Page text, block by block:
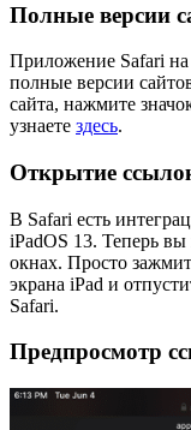
Полные версии
Приложение Safari на
полные версии
сайта, нажмите
узнаете здесь.
Открытие
В Safari есть
iPadOS 13. Теперь
окнах. Просто
экрана iPad и
Safari.
Предпросмотр